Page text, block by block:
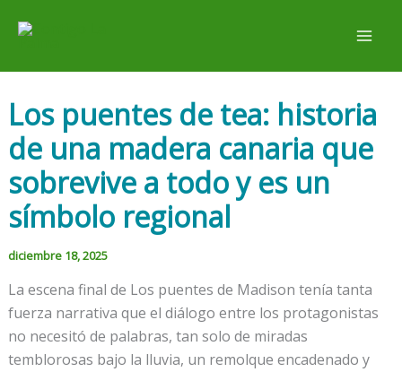
Los puentes de tea: historia
de una madera canaria que
sobrevive a todo y es un
símbolo regional
diciembre 18, 2025
La escena final de Los puentes de Madison tenía tanta
fuerza narrativa que el diálogo entre los protagonistas
no necesitó de palabras, tan solo de miradas
temblorosas bajo la lluvia, un remolque encadenado y